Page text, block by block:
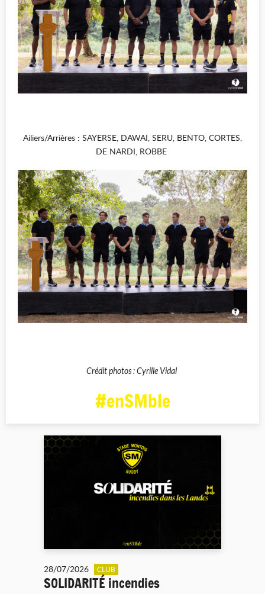
Ailiers/Arrières : SAYERSE, DAWAI, SERU, BENTO, CORTES,
DE NARDI, ROBBE
Crédit photos : Cyrille Vidal
#enSMble
28/07/2026 CLUB
SOLIDARITÉ incendies